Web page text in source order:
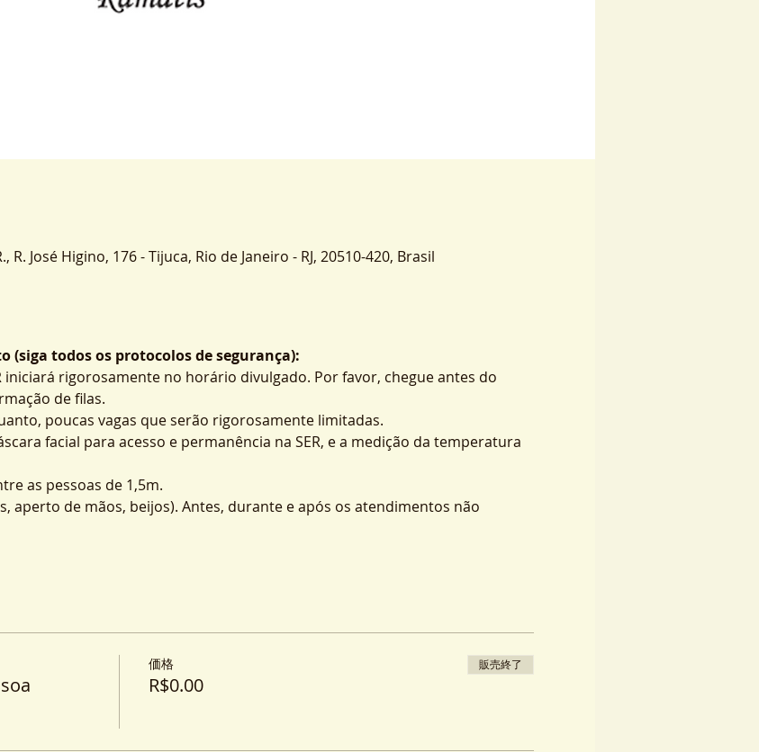
R. José Higino, 176 - Tijuca, Rio de Janeiro - RJ, 20510-420, Brasil
(siga todos os protocolos de segurança):
iniciará rigorosamente no horário divulgado. Por favor, chegue antes do
de filas.
poucas vagas que serão rigorosamente limitadas.
facial para acesso e permanência na SER, e a medição da temperatura
as pessoas de 1,5m.
aperto de mãos, beijos). Antes, durante e após os atendimentos não
価格
R$0.00
販売終了